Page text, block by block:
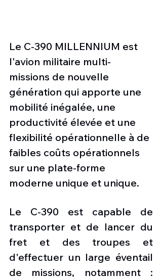
Le C-390 MILLENNIUM est
l'avion militaire multi-
missions de nouvelle
génération qui apporte une
mobilité inégalée, une
productivité élevée et une
flexibilité opérationnelle à de
faibles coûts opérationnels
sur une plate-forme
moderne unique et unique.
Le C-390 est capable de
transporter et de lancer du
fret et des troupes et
d'effectuer un large éventail
de missions, notamment :